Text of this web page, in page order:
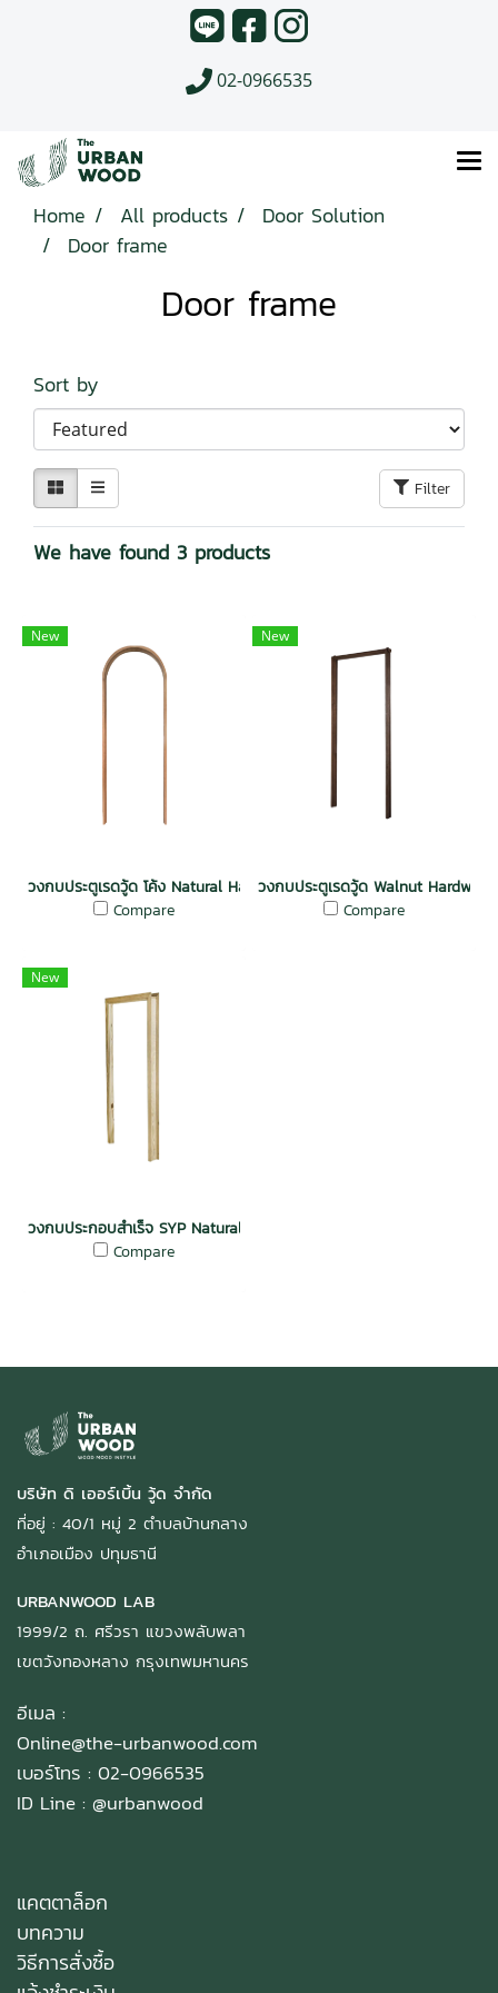
02-0966535
Home All products
Door Solution
Door frame
Door frame
Sort by
Filter
We have found 3 products
New
วงกบประตูเรดวู้ด โค้ง Natural Hardwood Door Frame Interior Door
Compare
New
วงกบประตูเรดวู้ด Walnut
Compare
New
วงกบประกอบสำเร็จ SYP Natural Hardwood Door Frame
Compare
บริษัท ดิ เออร์เบิ้น วู้ด จำกัด
ที่อยู่ : 40/1 หมู่ 2 ตำบลบ้านกลาง
อำเภอเมือง ปทุมธานี
URBANWOOD LAB
1999/2 ถ. ศรีวรา แขวงพลับพลา
เขตวังทองหลาง กรุงเทพมหานคร
อีเมล :
Online@the-urbanwood.com
เบอร์โทร : 02-0966535
ID Line : @urbanwood
แคตตาล็อก
บทความ
วิธีการสั่งซื้อ